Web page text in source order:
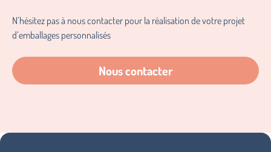
N’hésitez pas à nous contacter pour la réalisation de votre projet
d’emballages personnalisés
Nous contacter